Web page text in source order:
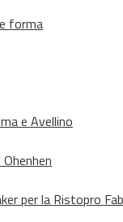
forma
e Avellino
per la Ristopro